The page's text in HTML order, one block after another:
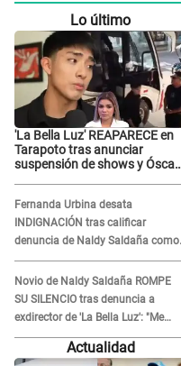
Lo último
'La Bella Luz' REAPARECE en
Tarapoto tras anunciar
suspensión de shows y Óscar
Fernanda Urbina desata
INDIGNACIÓN tras calificar
denuncia de Naldy Saldaña como
'acto bochornoso': "No es justo
atacar a otra mujer"
Novio de Naldy Saldaña ROMPE
SU SILENCIO tras denuncia a
exdirector de 'La Bella Luz': "Me
basta con que ella esté bien"
Actualidad